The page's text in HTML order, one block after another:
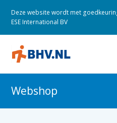
Deze website wordt met
ESE International BV
Webshop